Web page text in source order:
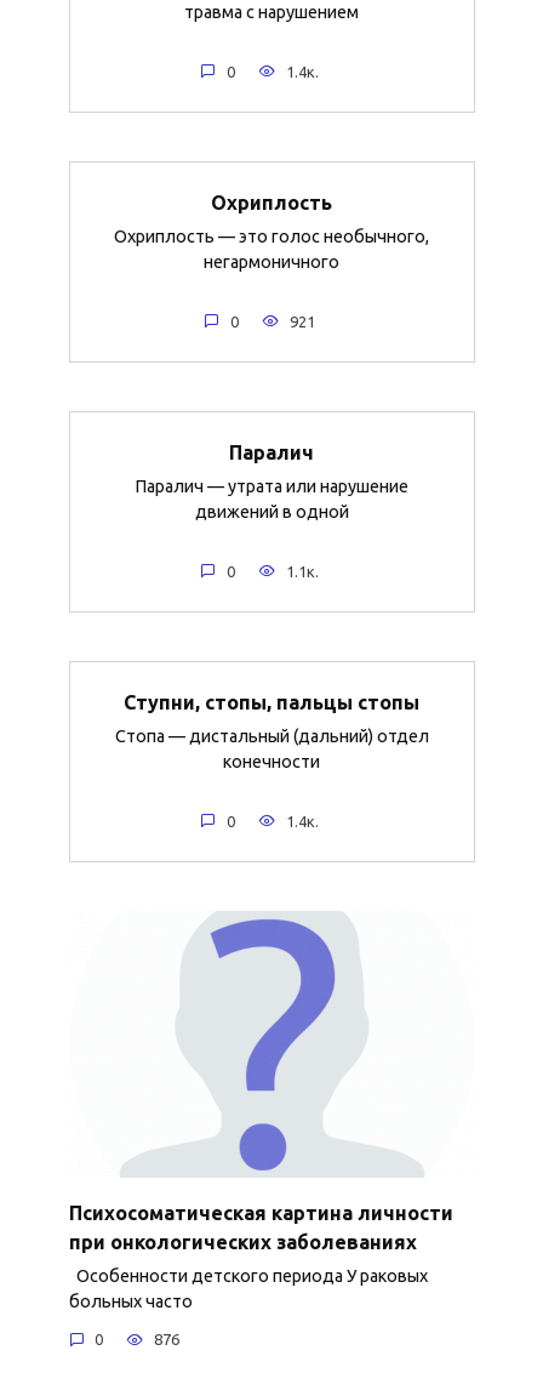
травма с нарушением
0 1.4к.
Охриплость
Охриплость — это голос необычного,
негармоничного
0 921
Паралич
Паралич — утрата или нарушение
движений в одной
0 1.1к.
Ступни, стопы, пальцы стопы
Стопа — дистальный (дальний) отдел
конечности
0 1.4к.
Психосоматическая картина личности
при онкологических заболеваниях
Особенности детского периода У раковых
больных часто
0 876